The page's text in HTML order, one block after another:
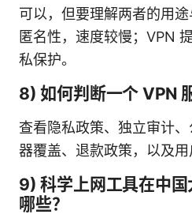
可以，但要理解两者的用
匿名性，速度较慢；VPN
私保护。
8) 如何判断一个 VPN
查看隐私政策、独立审计
器覆盖、退款政策，以及用
9) 科学上网工具在中
哪些？